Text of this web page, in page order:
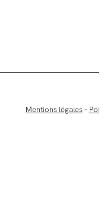
Mentions légales–